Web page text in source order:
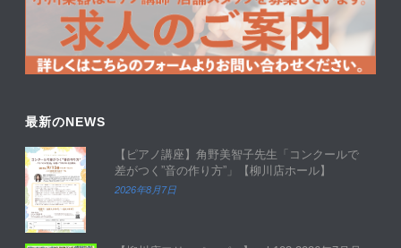
最新のNEWS
【ピアノ講座】角野美智子先生「コンクールで
差がつく”音の作り方”」【柳川店ホール】
2026年8月7日